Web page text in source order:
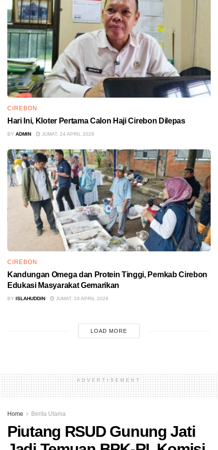
CIREBON
Hari Ini, Kloter Pertama Calon Haji Cirebon Dilepas
BY ADMIN JUMAT, 24 APRIL 2026
CIREBON
Kandungan Omega dan Protein Tinggi, Pemkab Cirebon
Edukasi Masyarakat Gemarikan
BY ISLAHUDDIN JUMAT, 24 APRIL 2026
LOAD MORE
ADVERTISEMENT
Home Berita Utama
Piutang RSUD Gunung Jati